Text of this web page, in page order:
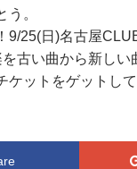
。
9/25(日)名古屋
古い曲から新し
ケットをゲットし